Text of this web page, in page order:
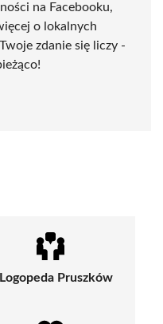
na Facebooku,
o lokalnych
zdanie się liczy -
Logopeda Pruszków